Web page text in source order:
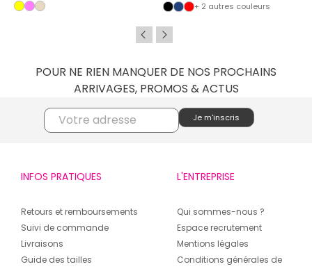
+ 2 autres couleurs
POUR NE RIEN MANQUER DE NOS PROCHAINS
ARRIVAGES, PROMOS & ACTUS
INFOS PRATIQUES
Retours et remboursements
Suivi de commande
Livraisons
Guide des tailles
L'ENTREPRISE
Qui sommes-nous ?
Espace recrutement
Mentions légales
Conditions générales de